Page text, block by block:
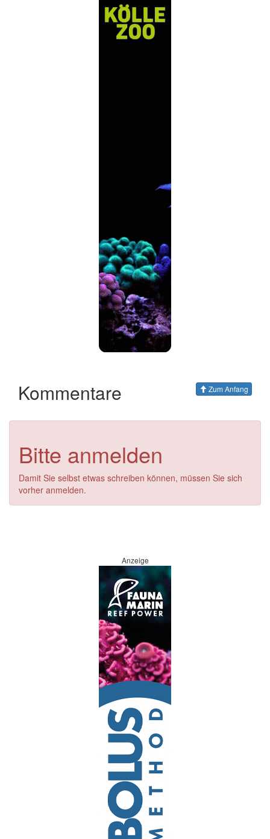
Kommentare Zum Anfang
Bitte anmelden
Damit Sie selbst etwas schreiben können, müssen Sie sich
vorher anmelden.
Anzeige